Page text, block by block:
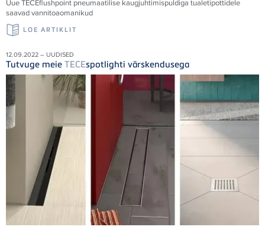
UueTECEflushpoint pneumaatilise kaugjuhtimispuldiga tualetipottidele
saavad vannitoaomanikud
LOE ARTIKLIT
12.09.2022 – UUDISED
Tutvuge meie TECEspotlighti värskendusega